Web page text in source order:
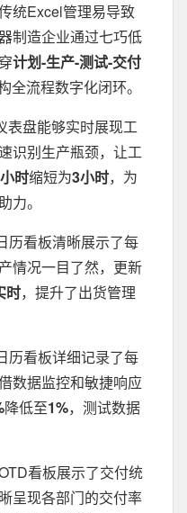
统Excel管理易导致
制造企业通过七巧低
计划-生产-测试-交付
全流程数字化闭环。
表盘能够实时展现工
识别生产瓶颈，让工
时缩短为3小时，为
力。
历看板清晰展示了每
情况一目了然，更新
时，提升了出货管理
历看板详细记录了每
数据监控和敏捷响应
降低至1%，测试数据
看板展示了交付统
呈现各部门的交付率